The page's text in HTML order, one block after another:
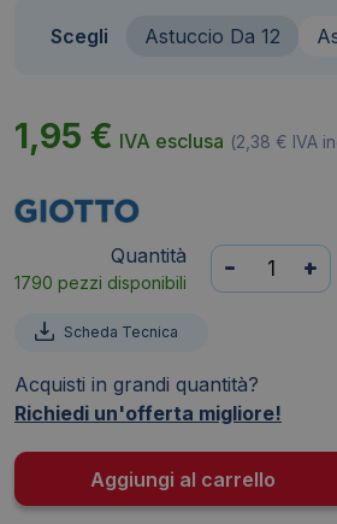
Scegli Astuccio Da 12
1,95 € IVA esclusa (2,38 € IVA
Quantità
1790 pezzi disponibili
Pastelli
a
Ø8,5
mm
-
da
3
- +
Scheda Tecnica
Acquisti in grandi quantità?
Richiedi un'offerta migliore!
Aggiungi al carrello